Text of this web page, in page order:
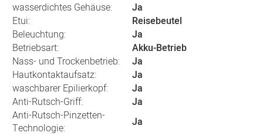
wasserdichtes Gehäuse:
Ja
Etui:
Reisebeutel
Beleuchtung:
Ja
Betriebsart:
Akku-Betrieb
Nass- und Trockenbetrieb:
Ja
Hautkontaktaufsatz:
Ja
waschbarer Epilierkopf:
Ja
Anti-Rutsch-Griff:
Ja
Anti-Rutsch-Pinzetten-
Technologie:
Ja